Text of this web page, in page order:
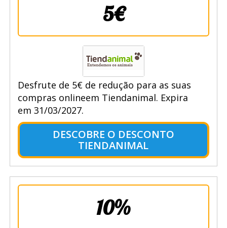
5€
Desfrute de 5€ de redução para as suas
compras onlineem Tiendanimal. Expira
em 31/03/2027.
DESCOBRE O DESCONTO
TIENDANIMAL
10%